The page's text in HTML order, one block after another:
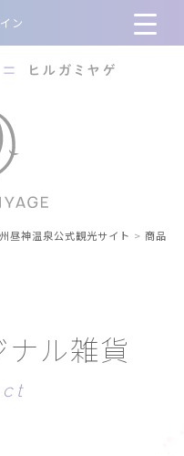
ン
昼神温泉公式観光サイト >商品
ナル雑貨
c t